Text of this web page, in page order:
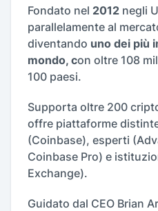
Fondato nel 2012 negli
parallelamente al
diventando uno dei più
mondo, con oltre 108
100 paesi.
Supporta oltre 200
offre piattaforme
(Coinbase), esperti
Coinbase Pro) e
Exchange).
Guidato dal CEO Brian